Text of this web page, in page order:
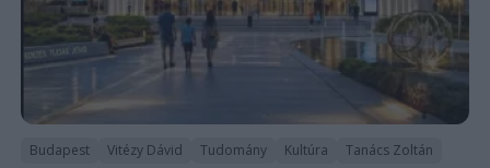
Budapest Vitézy Dávid Tudomány Kultúra Tanács Zoltán